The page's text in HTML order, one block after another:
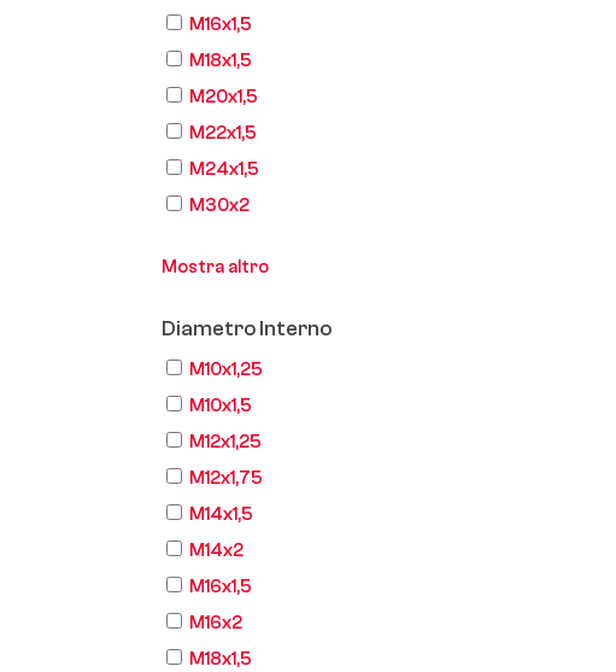
M16x1,5
M18x1,5
M20x1,5
M22x1,5
M24x1,5
M30x2
Mostra altro
Diametro Interno
M10x1,25
M10x1,5
M12x1,25
M12x1,75
M14x1,5
M14x2
M16x1,5
M16x2
M18x1,5